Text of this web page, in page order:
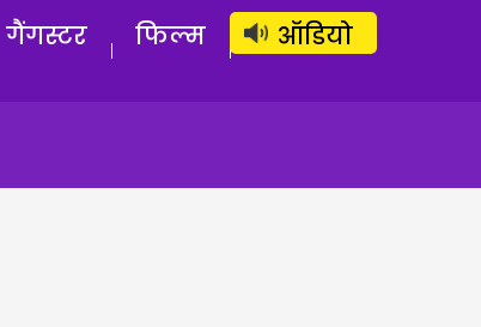
लॉग इन सब्सक्राइब करें
गैंगस्टर फिल्म ऑडियो